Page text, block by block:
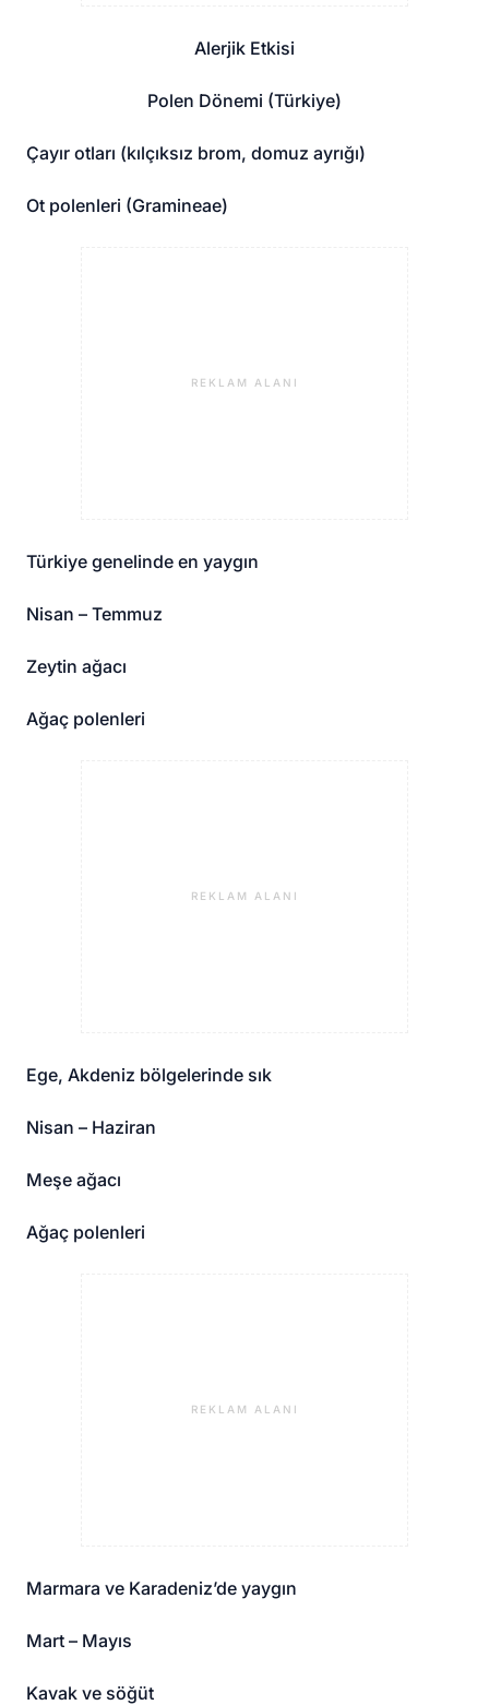
Alerjik Etkisi
Polen Dönemi (Türkiye)
Çayır otları (kılçıksız brom, domuz ayrığı)
Ot polenleri (Gramineae)
REKLAM ALANI
Türkiye genelinde en yaygın
Nisan – Temmuz
Zeytin ağacı
Ağaç polenleri
REKLAM ALANI
Ege, Akdeniz bölgelerinde sık
Nisan – Haziran
Meşe ağacı
Ağaç polenleri
REKLAM ALANI
Marmara ve Karadeniz’de yaygın
Mart – Mayıs
Kavak ve söğüt